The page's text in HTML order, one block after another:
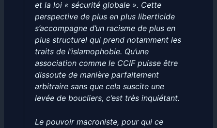
et la loi « sécurité globale ». Cette
perspective de plus en plus liberticide
s’accompagne d’un racisme de plus en
plus structurel qui prend notamment les
traits de l’islamophobie. Qu’une
association comme le CCIF puisse être
dissoute de manière parfaitement
arbitraire sans que cela suscite une
levée de boucliers, c’est très inquiétant.
Le pouvoir macroniste, pour qui ce